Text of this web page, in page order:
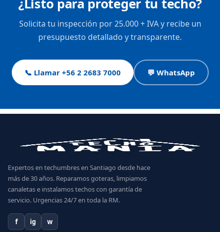
¿Listo para proteger tu techo?
Solicita tu inspección por 25.000 + IVA y recibe un
presupuesto detallado y transparente.
📞 Llamar +56 2 2683 7000 💬 WhatsApp
Expertos en techumbres en Santiago desde hace
más de 30 años. Reparamos goteras, limpiamos
canaletas e instalamos techos con garantía de
servicio. Urgencias 24/7 en toda la RM.
f ig w